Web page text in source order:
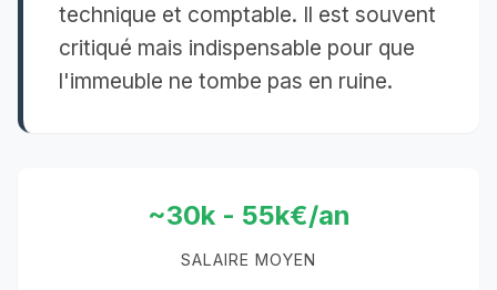
technique et comptable. Il est souvent
critiqué mais indispensable pour que
l'immeuble ne tombe pas en ruine.
~30k - 55k€/an
SALAIRE MOYEN